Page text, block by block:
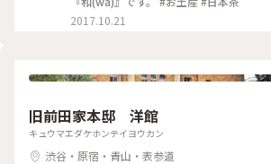
2017.10.21
旧前田家本邸 洋館
キュウマエダケホンテイヨウカン
渋谷・原宿・青山・表参道